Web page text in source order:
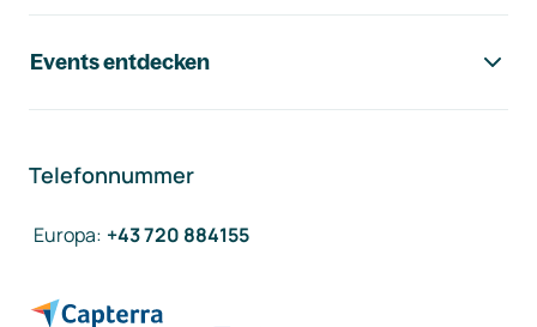
Events entdecken
Telefonnummer
Europa: +43 720 884155